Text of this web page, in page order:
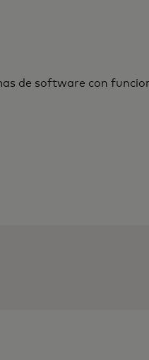
de software con